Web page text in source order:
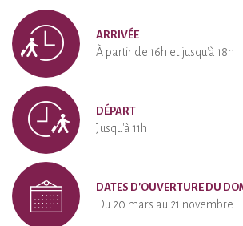
ARRIVÉE
À partir de 16h et jusqu'à 18h
DÉPART
Jusqu'à 11h
DATES D'OUVERTURE DU
Du 20 mars au 21 novembre